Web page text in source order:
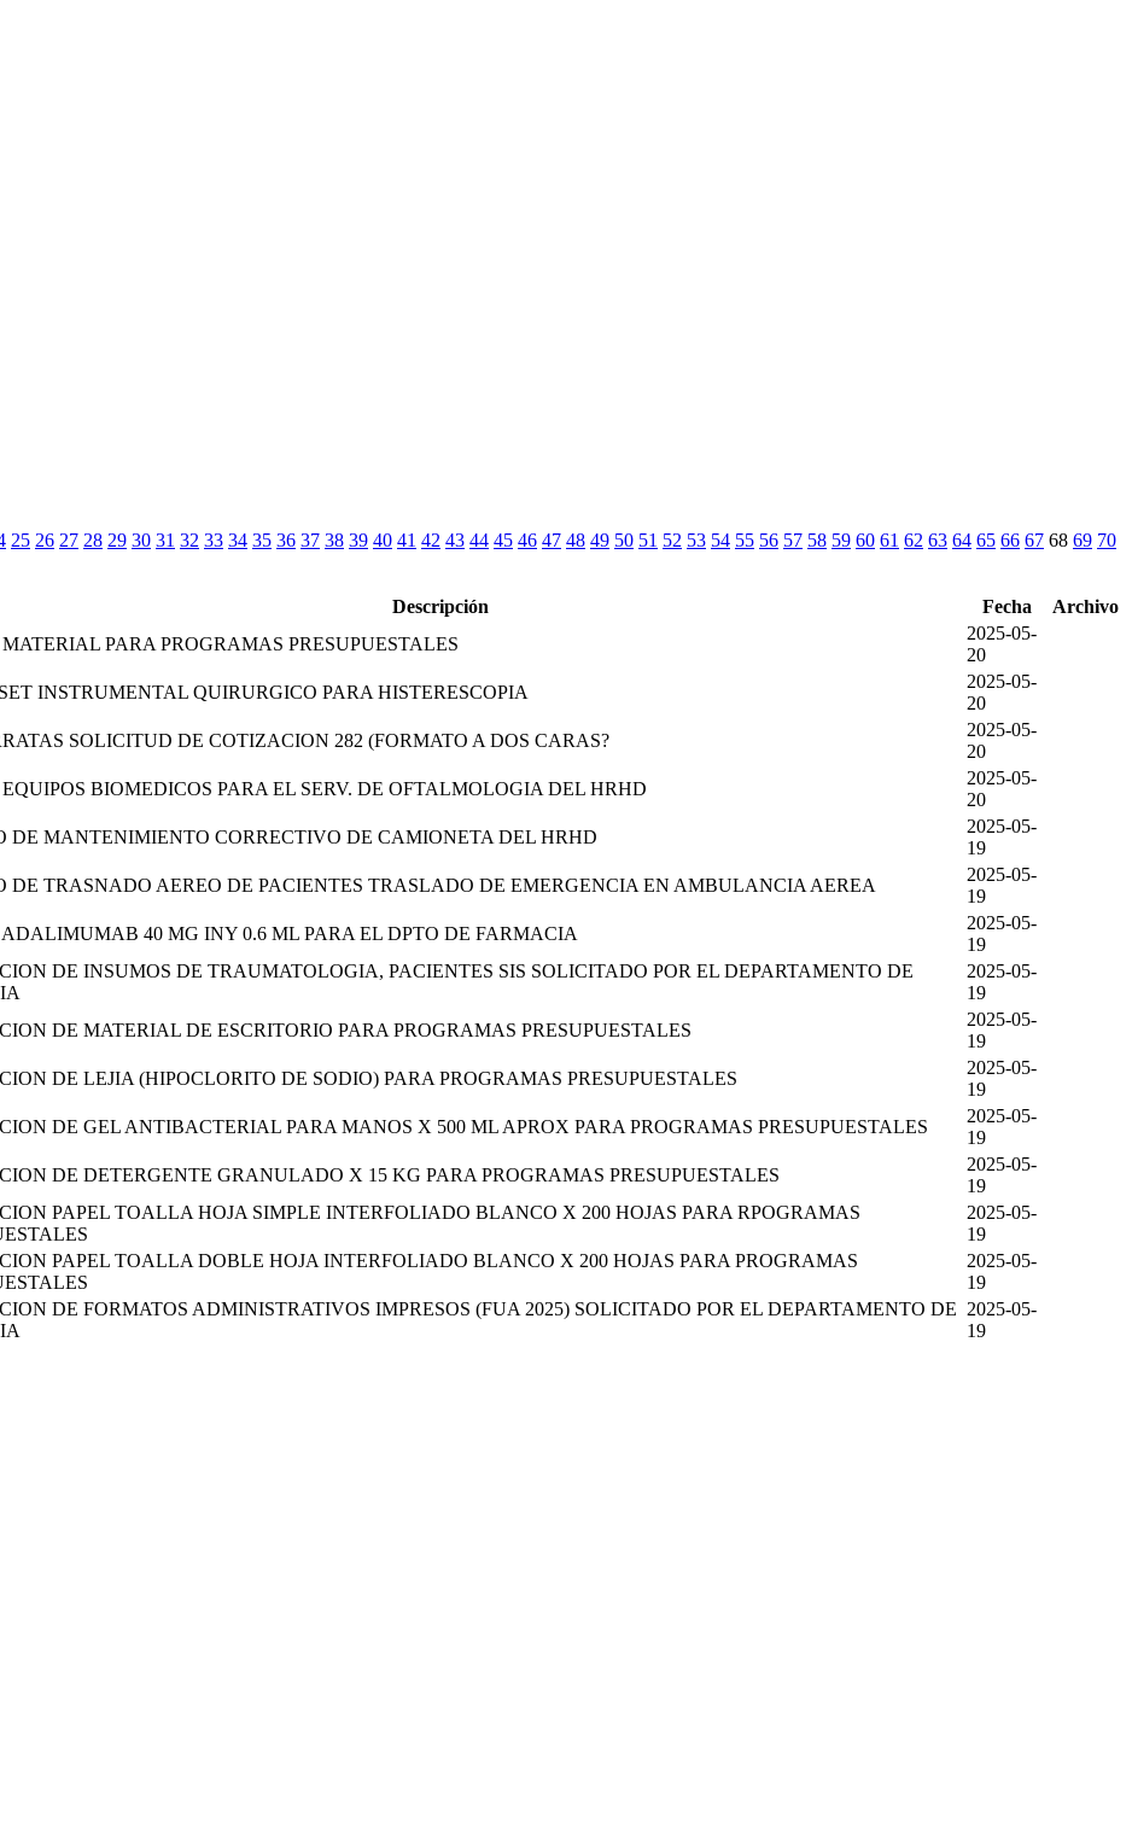
25 26 27 28 29 30 31 32 33 34 35 36 37 38 39 40 41 42 43 44 45 46 47 48 49 50 51 52 53 54 55 56 57 58 59 60 61 62 63 64 65 66 67 68 69 70
Descripción Fecha
Archivo
PARA PROGRAMAS PRESUPUESTALES
2025-05-
20
INSTRUMENTAL QUIRURGICO PARA HISTERESCOPIA
2025-05-
20
SOLICITUD DE COTIZACION 282 (FORMATO A DOS CARAS?
2025-05-
20
BIOMEDICOS PARA EL SERV. DE OFTALMOLOGIA DEL HRHD
2025-05-
20
DE MANTENIMIENTO CORRECTIVO DE CAMIONETA DEL HRHD
2025-05-
19
DE TRASNADO AEREO DE PACIENTES TRASLADO DE EMERGENCIA EN AMBULANCIA AEREA
2025-05-
19
40 MG INY 0.6 ML PARA EL DPTO DE FARMACIA
2025-05-
19
DE INSUMOS DE TRAUMATOLOGIA, PACIENTES SIS SOLICITADO POR EL DEPARTAMENTO DE
2025-05-
19
DE MATERIAL DE ESCRITORIO PARA PROGRAMAS PRESUPUESTALES
2025-05-
19
DE LEJIA (HIPOCLORITO DE SODIO) PARA PROGRAMAS PRESUPUESTALES
2025-05-
19
DE GEL ANTIBACTERIAL PARA MANOS X 500 ML APROX PARA PROGRAMAS PRESUPUESTALES
2025-05-
19
DE DETERGENTE GRANULADO X 15 KG PARA PROGRAMAS PRESUPUESTALES
2025-05-
19
PAPEL TOALLA HOJA SIMPLE INTERFOLIADO BLANCO X 200 HOJAS PARA RPOGRAMAS
2025-05-
19
PAPEL TOALLA DOBLE HOJA INTERFOLIADO BLANCO X 200 HOJAS PARA PROGRAMAS
2025-05-
19
DE FORMATOS ADMINISTRATIVOS IMPRESOS (FUA 2025) SOLICITADO POR EL DEPARTAMENTO DE 2025-05-
19